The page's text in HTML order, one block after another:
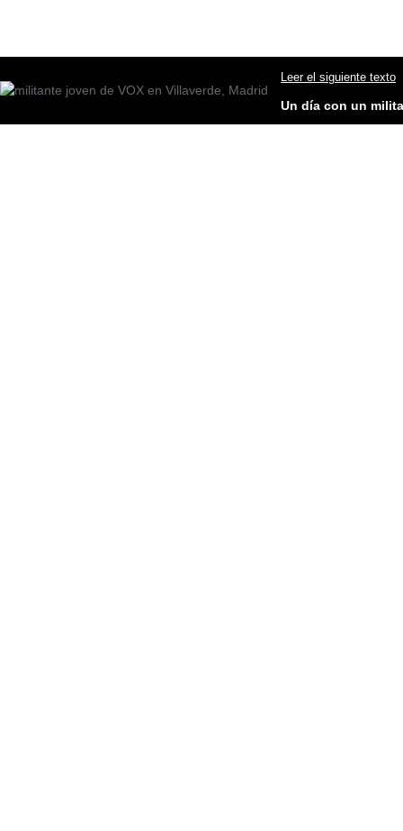
Leer el siguiente texto
Un día con un